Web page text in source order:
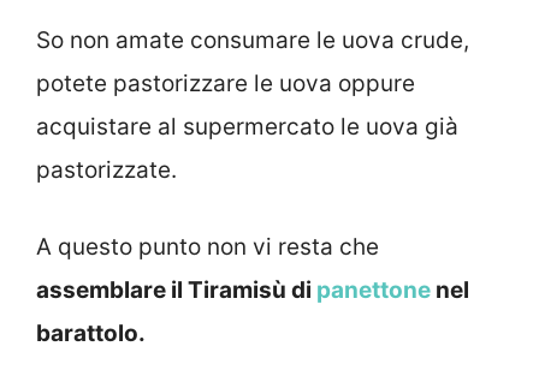
So non amate consumare le uova crude,
potete pastorizzare le uova oppure
acquistare al supermercato le uova già
pastorizzate.
A questo punto non vi resta che
assemblare il Tiramisù di panettone nel
barattolo.